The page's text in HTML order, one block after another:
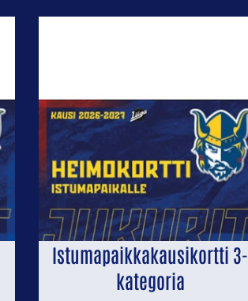
Istumapaikkakausikortti 3-
kategoria